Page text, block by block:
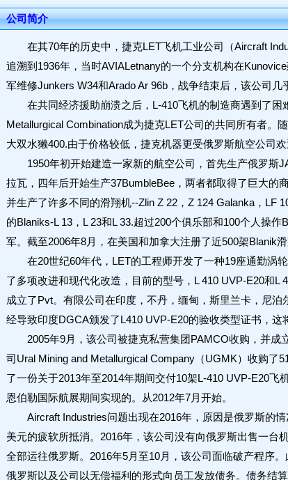
公司简介
在其70年的历史中，捷克LET飞机工业公司（Aircraft
追溯到1936年，当时AVIALetnany的一个分支机构在
军维修Junkers W34和Arado Ar 96b，战争结束后，该公司几
在共同经济援助崩溃之后，L-410飞机的制造商遇到了困
Metallurgical Combination成为捷克LET公司的共同所有者。
大双水獭400.由于价格较低，捷克机器更受俄罗斯航空公司欢
1950年初开始建造一家新的航空公司，首先生产俄罗斯
拉瓦，四年后开始生产37BumbleBee，两者都取得了巨大的
并生产了许多不同的滑翔机--Zlin Z 22，Z 124 Galanka，LF
的Blaniks-L 13，L 23和L 33.超过200个俱乐部和100个人操
军。截至2006年8月，在美国和加拿大注册了近500架Blanik滑
在20世纪60年代，LET的工程师开发了一种19座通勤涡轮
了多项改进和现代化改造，目前的型号，L 410 UVP-E20和
成立了Pvt。有限公司在印度，不丹，缅甸，斯里兰卡，尼
经导致印度DGCA颁发了L410 UVP-E20的验收类型证书，这
2005年9月，该公司被捷克私营集团PAMCO收购，并成
司Ural Mining and Metallurgical Company（UGMK）收购了
了一份关于2013年至2014年期间交付10架L-410 UVP-E20
恩伯勒国际航展期间实现的。从2012年7月开始。
Aircraft Industries问题出现在2016年，原因是俄罗斯的情
美元的疲软所抵消。2016年，该公司没有向俄罗斯出售一台
全部运往俄罗斯。2016年5月至10月，该公司面临破产程序
俄罗斯以及公司以无偿福利的形式向员工发放债务。债务结